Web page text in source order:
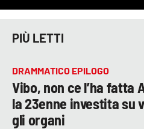
PIÙ LETTI
DRAMMATICO EPILOGO
Vibo, non ce l’ha fatta
la 23enne investita su
gli organi